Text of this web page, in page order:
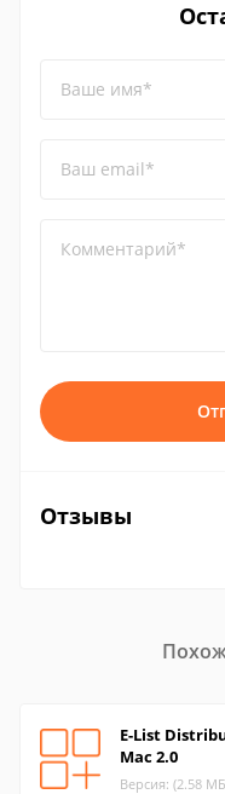
Ваше имя*
Ваш email*
Комментарий*
Отзывы
E-List
Mac 2.0
Версия: (2.58